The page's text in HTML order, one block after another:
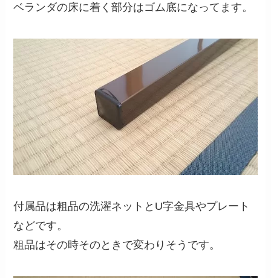
ベランダの床に着く部分はゴム底になってます。
付属品は粗品の洗濯ネットとU字金具やプレート
などです。
粗品はその時そのときで変わりそうです。